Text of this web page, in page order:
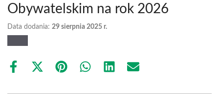
Obywatelskim na rok 2026
Data dodania: 29 sierpnia 2025 r.
Share
Share
(Twitter)
Share Share Share Share